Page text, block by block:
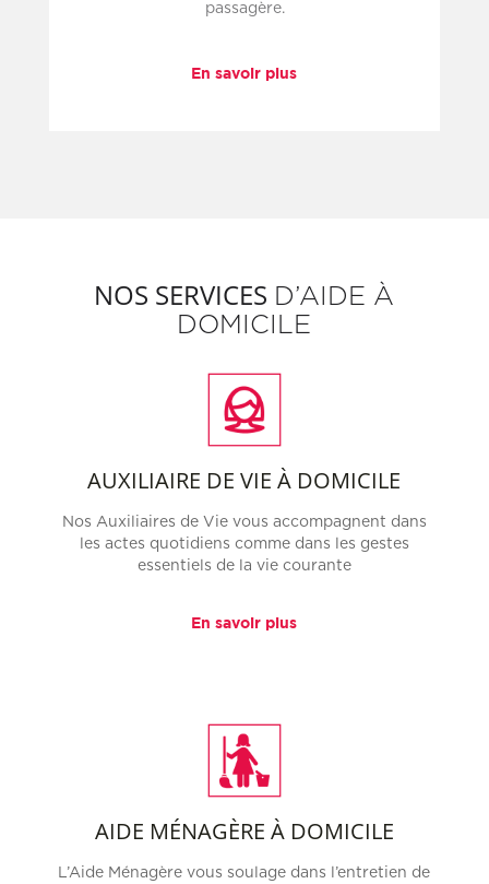
passagère.
En savoir plus
NOS SERVICES D’AIDE À
DOMICILE
AUXILIAIRE DE VIE À DOMICILE
Nos Auxiliaires de Vie vous accompagnent dans
les actes quotidiens comme dans les gestes
essentiels de la vie courante
En savoir plus
AIDE MÉNAGÈRE À DOMICILE
L’Aide Ménagère vous soulage dans l’entretien de